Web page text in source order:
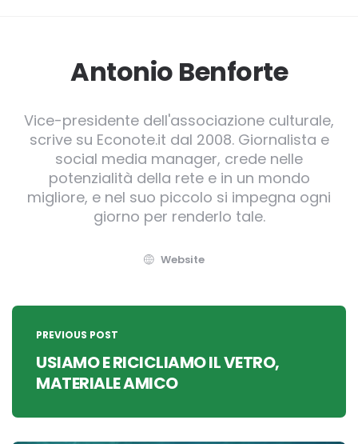
Antonio Benforte
Vice-presidente dell'associazione culturale,
scrive su Econote.it dal 2008. Giornalista e
social media manager, crede nelle
potenzialità della rete e in un mondo
migliore, e nel suo piccolo si impegna ogni
giorno per renderlo tale.
Website
Post
navigation
PREVIOUS POST
USIAMO E RICICLIAMO IL VETRO,
MATERIALE AMICO